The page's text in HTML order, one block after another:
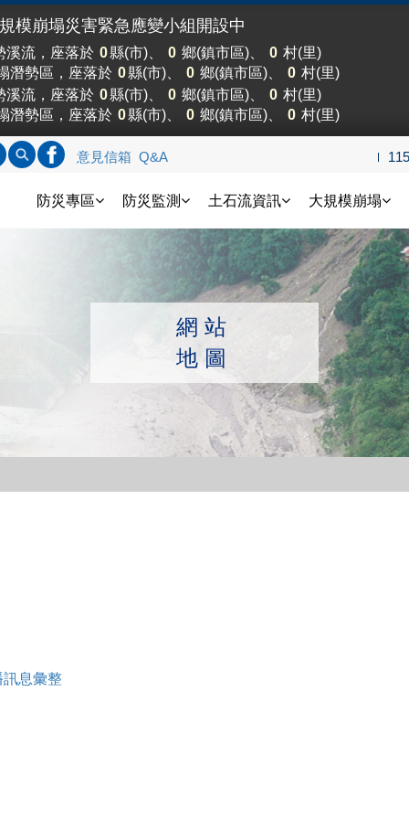
模崩塌災害緊急應變小組開設中
溪流，座落於 0縣(市)、 0 鄉(鎮市區)、 0 村(里)
潛勢區，座落於 0縣(市)、 0 鄉(鎮市區)、 0 村(里)
溪流，座落於 0縣(市)、 0 鄉(鎮市區)、 0 村(里)
潛勢區，座落於 0縣(市)、 0 鄉(鎮市區)、 0 村(里)
標題查詢內文查詢連結FB
意見信箱 Q&A
防災專區
防災監測 土石流資訊 大規模崩塌
網站
地圖
訊息彙整